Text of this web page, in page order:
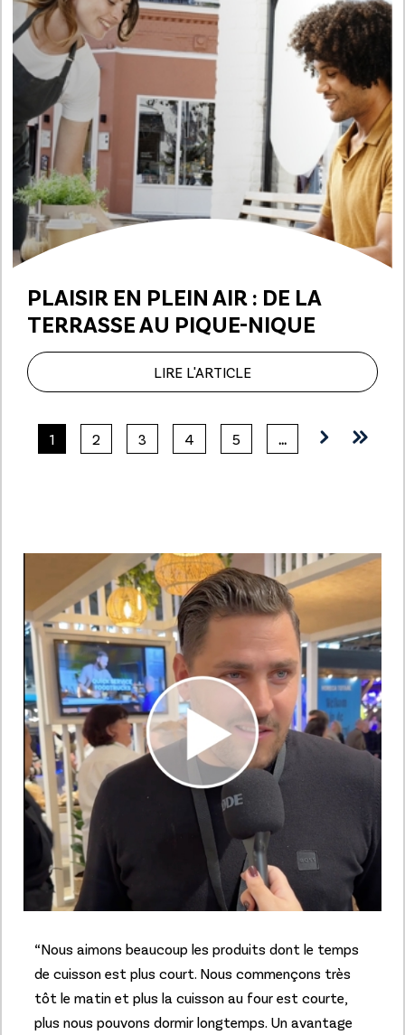
PLAISIR EN PLEIN AIR : DE LA
TERRASSE AU PIQUE-NIQUE
LIRE L'ARTICLE
1 2 3 4 5 …
“Nous aimons beaucoup les produits dont le temps
de cuisson est plus court. Nous commençons très
tôt le matin et plus la cuisson au four est courte,
plus nous pouvons dormir longtemps. Un avantage